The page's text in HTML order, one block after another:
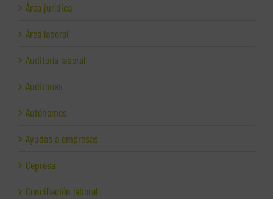
Área jurídica
Área laboral
Auditoría laboral
Auditorías
Autónomos
Ayudas a empresas
Cepresa
Conciliación laboral